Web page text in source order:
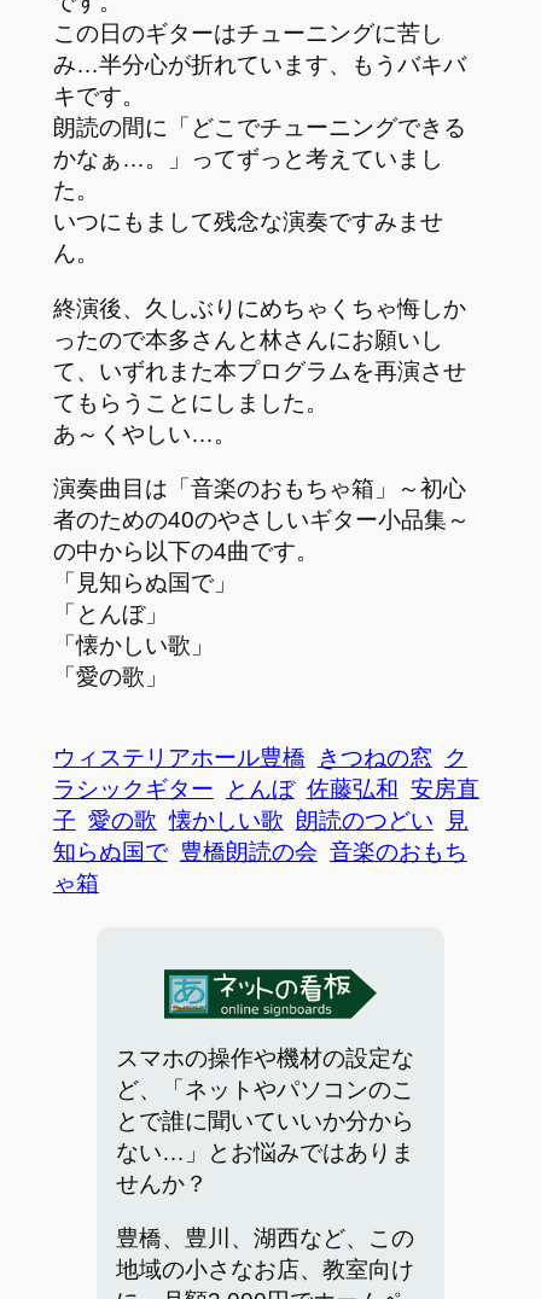
この日のギターはチューニングに苦し
み…半分心が折れています、もうバキバ
キです。
朗読の間に「どこでチューニングできる
かなぁ…。」ってずっと考えていまし
た。
いつにもまして残念な演奏ですみませ
ん。
終演後、久しぶりにめちゃくちゃ悔しか
ったので本多さんと林さんにお願いし
て、いずれまた本プログラムを再演させ
てもらうことにしました。
あ～くやしい…。
演奏曲目は「音楽のおもちゃ箱」～初心
者のための40のやさしいギター小品集～
の中から以下の4曲です。
「見知らぬ国で」
「とんぼ」
「懐かしい歌」
「愛の歌」
ウィステリアホール豊橋 きつねの窓
ク
ラシックギター
とんぼ 佐藤弘和 安房直
子 愛の歌 懐かしい歌 朗読のつどい
見
知らぬ国で 豊橋朗読の会 音楽のおもち
ゃ箱
スマホの操作や機材の設定な
ど、「ネットやパソコンのこ
とで誰に聞いていいか分から
ない…」とお悩みではありま
せんか？
豊橋、豊川、湖西など、この
地域の小さなお店、教室向け